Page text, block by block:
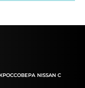
NISSAN С